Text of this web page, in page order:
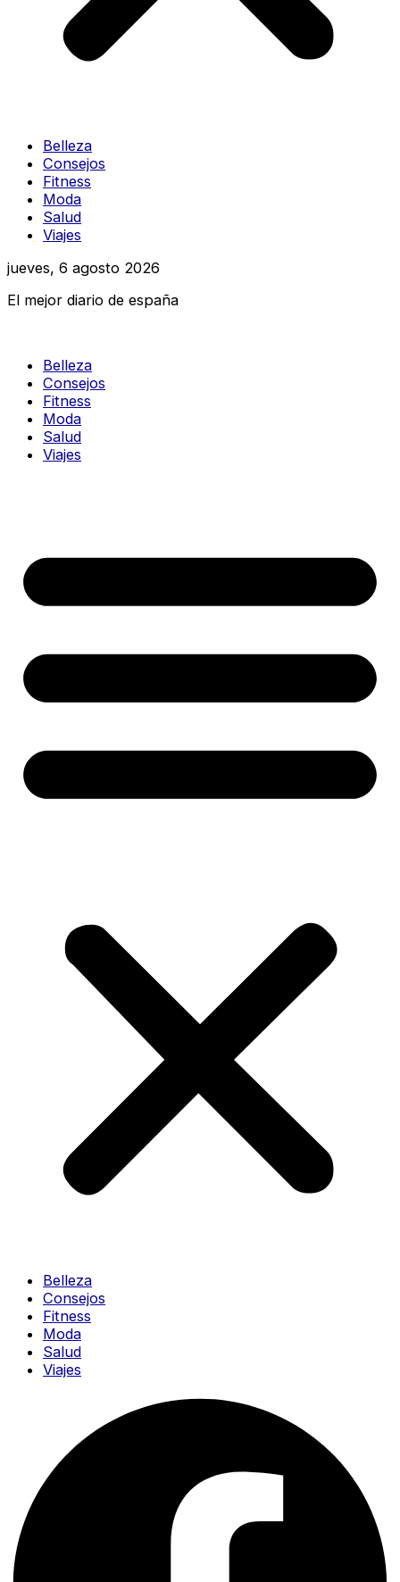
Belleza
Consejos
Fitness
Moda
Salud
Viajes
jueves, 6 agosto 2026
El mejor diario de españa
Belleza
Consejos
Fitness
Moda
Salud
Viajes
Belleza
Consejos
Fitness
Moda
Salud
Viajes